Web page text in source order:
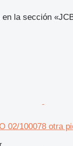
la sección
02/100078 otra